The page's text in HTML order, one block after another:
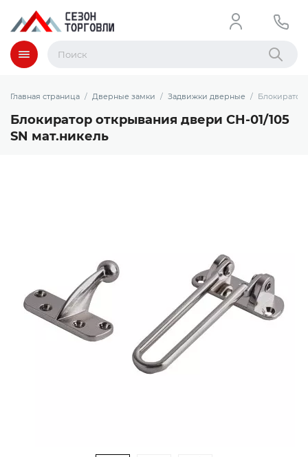
Меню Найти
Главная страница Дверные замки Задвижки дверные Блокиратор
Блокиратор открывания двери CH-01/105
SN мат.никель